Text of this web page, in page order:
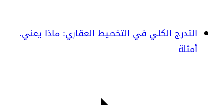
التدرج الكلي في التخطيط العقاري: ماذا يعني،
أمثلة